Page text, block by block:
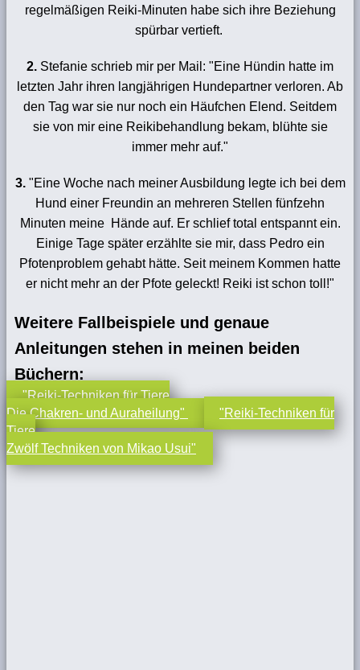
regelmäßigen Reiki-Minuten habe sich ihre Beziehung
spürbar vertieft.
2. Stefanie schrieb mir per Mail: "Eine Hündin hatte im
letzten Jahr ihren langjährigen Hundepartner verloren. Ab
den Tag war sie nur noch ein Häufchen Elend. Seitdem
sie von mir eine Reikibehandlung bekam, blühte sie
immer mehr auf."
3. "Eine Woche nach meiner Ausbildung legte ich bei dem
Hund einer Freundin an mehreren Stellen fünfzehn
Minuten meine Hände auf. Er schlief total entspannt ein.
Einige Tage später erzählte sie mir, dass Pedro ein
Pfotenproblem gehabt hätte. Seit meinem Kommen hatte
er nicht mehr an der Pfote geleckt! Reiki ist schon toll!"
Weitere Fallbeispiele und genaue
Anleitungen stehen in meinen beiden
Büchern:
"Reiki-Techniken für Tiere
Die Chakren- und Auraheilung"
"Reiki-Techniken für
Tiere
Zwölf Techniken von Mikao Usui"